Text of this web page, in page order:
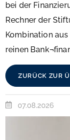
bei der
Rechner der
Kombination
reinen
ZURÜCK ZUR
07.08.2026